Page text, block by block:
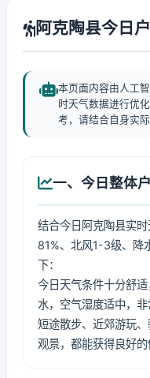
阿克陶县今日
本页面内容由人工
时天气数据进行优
考，请结合自身实际
一、今日整体
结合今日阿克陶县实
81%、北风1-3级、降
下：
今日天气条件十分舒
水，空气湿度适中，
短途散步、近郊游玩
观景，都能获得良好的